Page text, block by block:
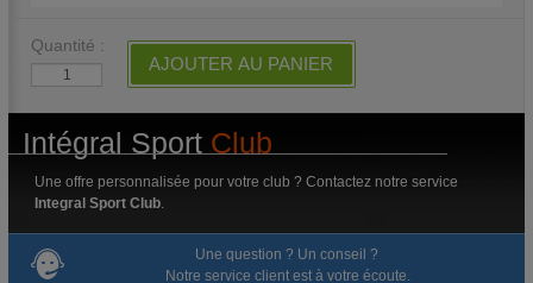
Quantité :
AJOUTER AU PANIER
Intégral Sport Club
Une offre personnalisée pour votre club ? Contactez notre service
Integral Sport Club.
Une question ? Un conseil ?
Notre service client est à votre écoute.